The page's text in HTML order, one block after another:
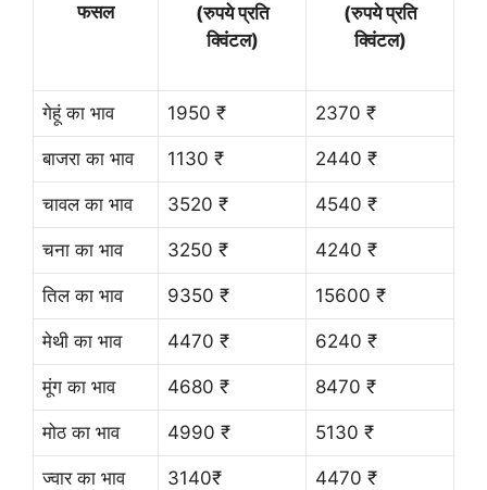
फसल
(रुपये प्रति
क्विंटल)
(रुपये प्रति
क्विंटल)
गेहूं का भाव 1950 ₹ 2370 ₹
बाजरा का भाव 1130 ₹ 2440 ₹
चावल का भाव 3520 ₹ 4540 ₹
चना का भाव 3250 ₹ 4240 ₹
तिल का भाव 9350 ₹ 15600 ₹
मेथी का भाव 4470 ₹ 6240 ₹
मूंग का भाव 4680 ₹ 8470 ₹
मोठ का भाव 4990 ₹ 5130 ₹
ज्वार का भाव 3140₹ 4470 ₹